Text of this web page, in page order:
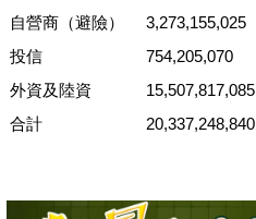
自營商（避險） 3,273,155,025
投信
754,205,070
外資及陸資
15,507,817,085
合計
20,337,248,840